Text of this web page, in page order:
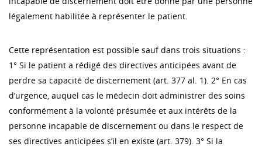
légalement habilitée à représenter le patient.
Cette représentation est possible sauf dans trois situations :
1° Si le patient a rédigé des directives anticipées avant de
perdre sa capacité de discernement (art. 377 al. 1). 2° En cas
d’urgence, auquel cas le médecin doit administrer des soins
conformément à la volonté présumée et aux intérêts de la
personne incapable de discernement ou dans le respect de
ses directives anticipées s’il en existe (art. 379). 3° Si la